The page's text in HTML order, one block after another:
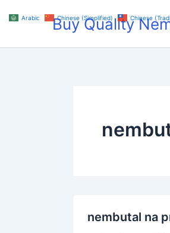
Buy Quality
nembutal na
Arabic Chinese (Simplified) Chinese